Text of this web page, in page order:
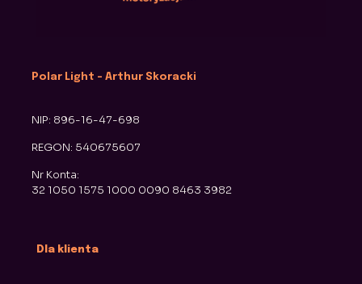
Polar Light - Arthur Skoracki
NIP: 896-16-47-698
REGON: 540675607
Nr Konta:
32 1050 1575 1000 0090 8463 3982
Dla klienta